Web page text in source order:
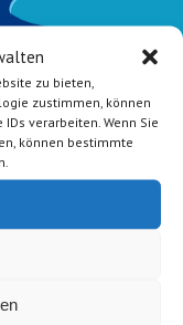
zu bieten,
zustimmen, können
verarbeiten. Wenn Sie
können bestimmte